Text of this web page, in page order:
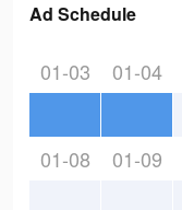
Ad Schedule
01-03 01-04
01-08 01-09